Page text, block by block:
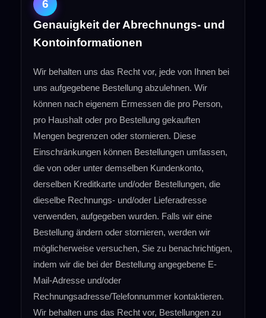
6
Genauigkeit der Abrechnungs- und
Kontoinformationen
Wir behalten uns das Recht vor, jede von Ihnen bei
uns aufgegebene Bestellung abzulehnen. Wir
können nach eigenem Ermessen die pro Person,
pro Haushalt oder pro Bestellung gekauften
Mengen begrenzen oder stornieren. Diese
Einschränkungen können Bestellungen umfassen,
die von oder unter demselben Kundenkonto,
derselben Kreditkarte und/oder Bestellungen, die
dieselbe Rechnungs- und/oder Lieferadresse
verwenden, aufgegeben wurden. Falls wir eine
Bestellung ändern oder stornieren, werden wir
möglicherweise versuchen, Sie zu benachrichtigen,
indem wir die bei der Bestellung angegebene E-
Mail-Adresse und/oder
Rechnungsadresse/Telefonnummer kontaktieren.
Wir behalten uns das Recht vor, Bestellungen zu